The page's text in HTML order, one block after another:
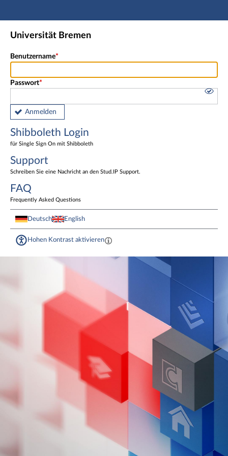
Hauptnavigation
Shibboleth Login
Universität Bremen
Benutzername
Passwort
Anmelden
Shibboleth Login
für Single Sign On mit Shibboleth
Support
Schreiben Sie eine Nachricht an den Stud.IP Support.
FAQ
Frequently Asked Questions
Deutsch English
Hohen Kontrast aktivieren